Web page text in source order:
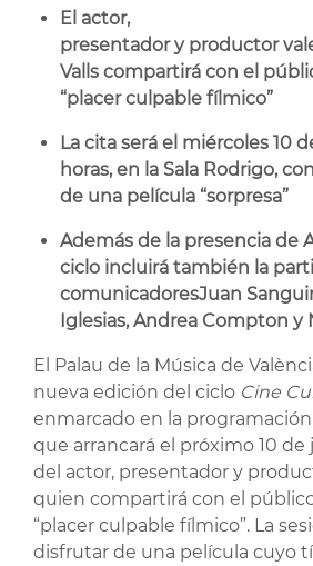
El actor,
presentador y productor
Valls compartirá con el
“placer culpable fílmico”
La cita será el miércoles 10
horas, en la Sala Rodrigo,
de una película “sorpresa”
Además de la presencia de
ciclo incluirá también la
comunicadoresJuan
Iglesias, Andrea Compton y
El Palau de la Música de
nueva edición del ciclo Cine
enmarcado en la
que arrancará el próximo 10 de
del actor, presentador y
quien compartirá con el
“placer culpable fílmico”. La
disfrutar de una película cuyo